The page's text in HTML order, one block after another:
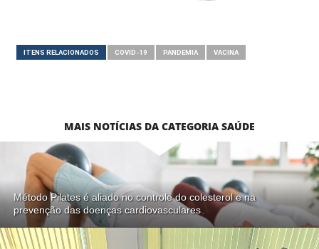
ITENS RELACIONADOS COVID-19 PANDEMIA VACINA
MAIS NOTÍCIAS DA CATEGORIA SAÚDE
Método Pilates é aliado no controle do colesterol e na
prevenção das doenças cardiovasculares